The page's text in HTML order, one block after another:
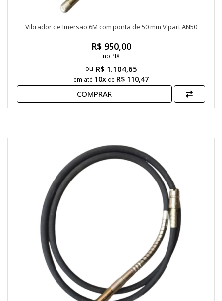
Vibrador de Imersão 6M com ponta de 50 mm Vipart AN50
R$ 1.104,65
em até 10x de R$ 110,47
R$ 950,00
no PIX
COMPRAR